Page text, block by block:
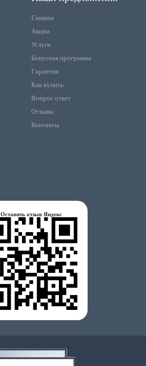
Главная
Акции
Услуги
Бонусная программа
Гарантия
Как купить
Вопрос ответ
Отзывы
Контакты
Оставить отзыв Яндекс